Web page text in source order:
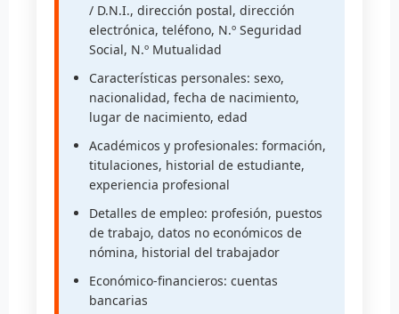
/ D.N.I., dirección postal, dirección
electrónica, teléfono, N.º Seguridad
Social, N.º Mutualidad
Características personales: sexo,
nacionalidad, fecha de nacimiento,
lugar de nacimiento, edad
Académicos y profesionales: formación,
titulaciones, historial de estudiante,
experiencia profesional
Detalles de empleo: profesión, puestos
de trabajo, datos no económicos de
nómina, historial del trabajador
Económico-financieros: cuentas
bancarias